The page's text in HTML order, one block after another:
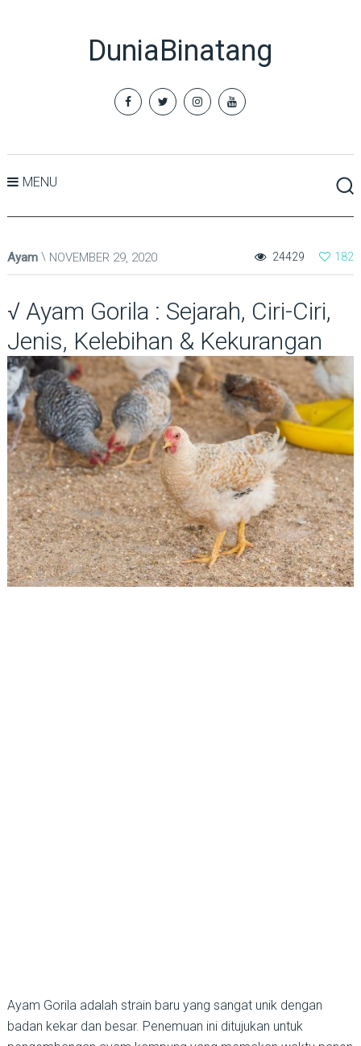
DuniaBinatang
MENU
Ayam NOVEMBER 29, 2020 182
24429
√ Ayam Gorila : Sejarah, Ciri-Ciri,
Jenis, Kelebihan & Kekurangan
Ayam Gorila adalah strain baru yang sangat unik dengan
badan kekar dan besar. Penemuan ini ditujukan untuk